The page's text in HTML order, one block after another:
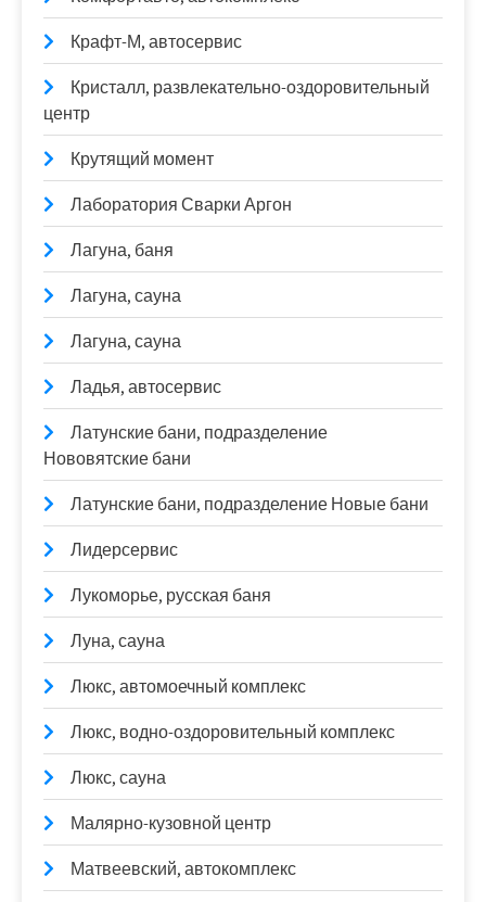
Крафт-М, автосервис
Кристалл, развлекательно-оздоровительный
центр
Крутящий момент
Лаборатория Сварки Аргон
Лагуна, баня
Лагуна, сауна
Лагуна, сауна
Ладья, автосервис
Латунские бани, подразделение
Нововятские бани
Латунские бани, подразделение Новые бани
Лидерсервис
Лукоморье, русская баня
Луна, сауна
Люкс, автомоечный комплекс
Люкс, водно-оздоровительный комплекс
Люкс, сауна
Малярно-кузовной центр
Матвеевский, автокомплекс